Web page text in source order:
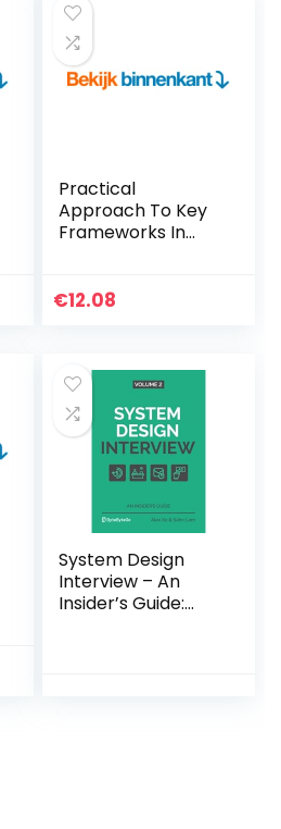
Practical
Approach To Key
Frameworks In
& Deep Learning
€12.08
System Design
Interview – An
Insider’s Guide: